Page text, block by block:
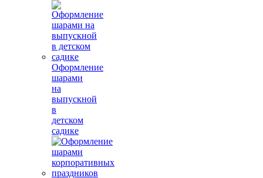
Оформление
шарами
на
выпускной
в
детском
садике